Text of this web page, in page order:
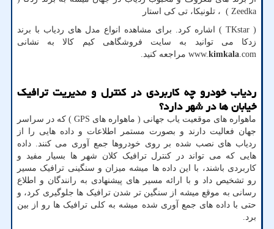
Zeedka ) ، تلونیکا، تی کی استار
(
TKstar ) اشاره کرد. برای مشاهده انواع مدل های ردیاب با برند
زدکا می توانید به سایت فروشگاهی کیم کالا به نشانی
www.kimkala.com مراجعه کنید.
ردیاب خودرو چه کاربردی در کنترل و مدیریت ترافیک
خیابان ها در شهر دارد؟
ماهواره های موقعیت یاب جهانی ( ماهواره های GPS ) که در سراسر
جهان فعالیت دارند و بصورت مستمر اطلاعات و داده هایی را از
ردیاب های نصب شده بر روی خودروها جمع آوری می کنند. داده
هایی که می تواند در کنترل ترافیک کلان شهر ها بسیار مفید و
کاربردی باشند، با این داده ها میشه میزان و سنگینی ترافیک مسیر
رو تشخیص داد و با ارائه مسیر های پیشنهادی به رانندگان و اطلاع
رسانی به موقع میشه از سنگین تر شدن ترافیک ها جلوگیری کرد، و
حتی با داده های جمع آوری شده میشه به کلی ترافیک ها رو از بین
برد.